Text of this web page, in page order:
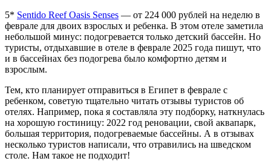
5* Sentido Reef Oasis Senses — от 224 000 рублей на неделю в
феврале для двоих взрослых и ребенка. В этом отеле заметила
небольшой минус: подогревается только детский бассейн. Но
туристы, отдыхавшие в отеле в феврале 2025 года пишут, что
и в бассейнах без подогрева было комфортно детям и
взрослым.
Тем, кто планирует отправиться в Египет в феврале с
ребенком, советую тщательно читать отзывы туристов об
отелях. Например, пока я составляла эту подборку, наткнулась
на хорошую гостиницу: 2022 год реновации, свой аквапарк,
большая территория, подогреваемые бассейны. А в отзывах
несколько туристов написали, что отравились на шведском
столе. Нам такое не подходит!